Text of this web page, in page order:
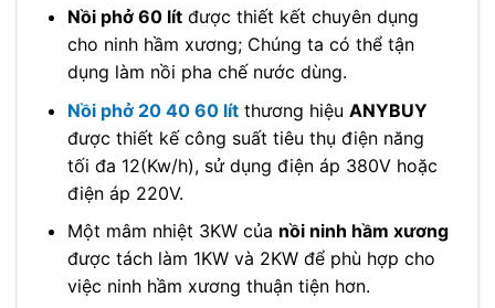
Nồi phở 60 lítđược thiết kết chuyên dụng
cho ninh hầm xương; Chúng ta có thể tận
dụng làm nồi pha chế nước dùng.
Nồi phở 20 40 60 lítthương hiệu ANYBUY
được thiết kế công suất tiêu thụ điện năng
tối đa 12(Kw/h), sử dụng điện áp 380V hoặc
điện áp 220V.
Một mâm nhiệt 3KW của nồi ninh hầm xương
được tách làm 1KW và 2KW để phù hợp cho
việc ninh hầm xương thuận tiện hơn.